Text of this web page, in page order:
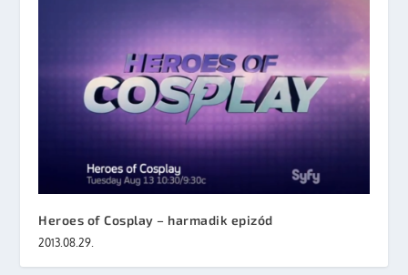
Heroes of Cosplay – harmadik epizód
2013.08.29.